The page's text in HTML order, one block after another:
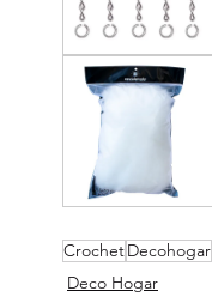
CrochetDecohogar
Deco Hogar